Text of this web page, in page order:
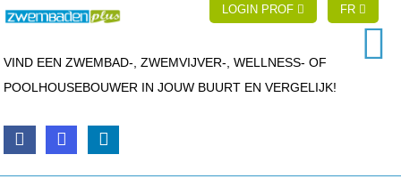
LOGIN PROF FR
VIND EEN ZWEMBAD-, ZWEMVIJVER-, WELLNESS- OF
POOLHOUSEBOUWER IN JOUW BUURT EN VERGELIJK!